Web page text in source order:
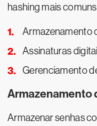
hashing mais
Armazenamento
Assinaturas
Gerenciamento
Armazenamento
Armazenar senhas